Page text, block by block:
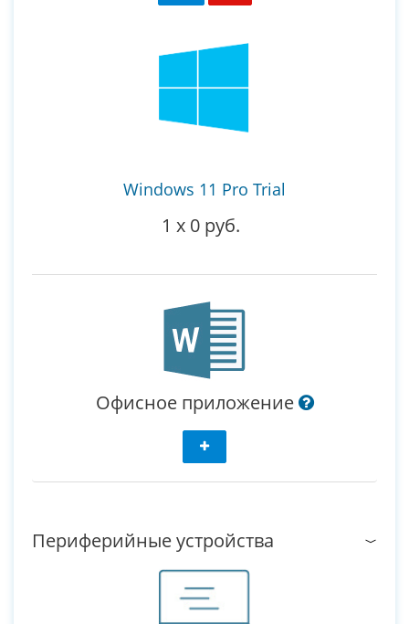
Windows 11 Pro Trial
1 x 0 руб.
Офисное приложение
Периферийные устройства